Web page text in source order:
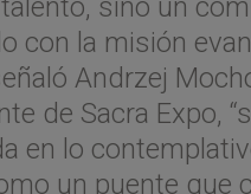
sino un
con la misión
Andrzej
de Sacra Expo,
en lo
un puente que